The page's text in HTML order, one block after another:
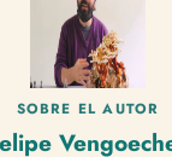
SOBRE EL AUTOR